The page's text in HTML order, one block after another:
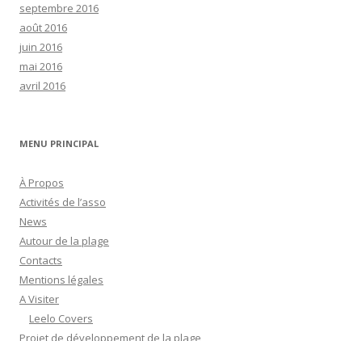
septembre 2016
août 2016
juin 2016
mai 2016
avril 2016
MENU PRINCIPAL
À Propos
Activités de l’asso
News
Autour de la plage
Contacts
Mentions légales
A Visiter
Leelo Covers
Projet de développement de la plage